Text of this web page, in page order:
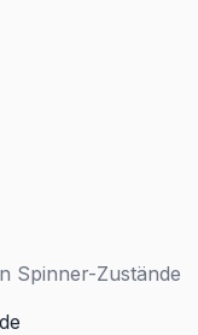
Spinner-Zustände